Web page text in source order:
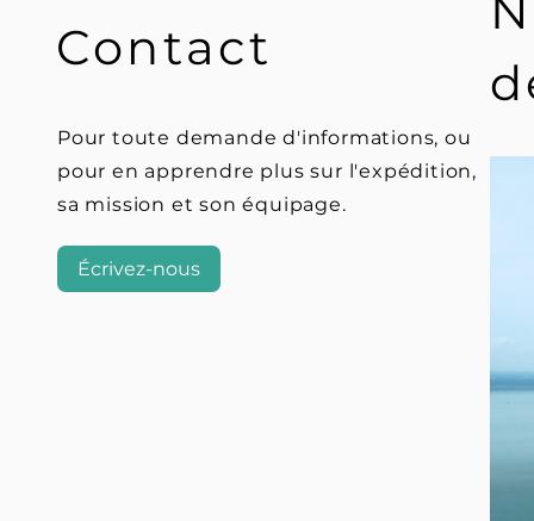
Contact
Pour toute demande d'informations, ou
pour en apprendre plus sur l'expédition,
sa mission et son équipage.
Écrivez-nous